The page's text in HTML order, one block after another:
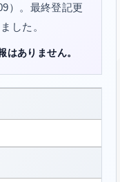
）。最終登記更
した。
はありません。